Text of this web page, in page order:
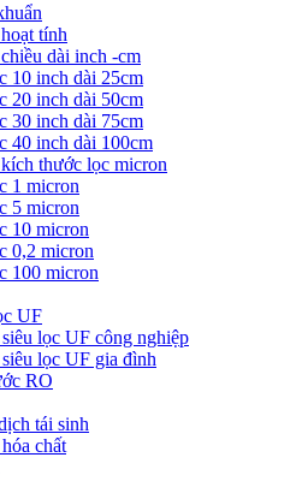
tính
dài inch -cm
10 inch dài 25cm
20 inch dài 50cm
30 inch dài 75cm
40 inch dài 100cm
thước lọc micron
1 micron
5 micron
10 micron
0,2 micron
100 micron
UF
lọc UF công nghiệp
lọc UF gia đình
RO
tái sinh
chất